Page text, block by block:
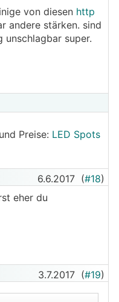
von diesen http
andere stärken. sind
unschlagbar super.
Preise: LED Spots
6.6.2017 (#18)
eher du
3.7.2017 (#19)